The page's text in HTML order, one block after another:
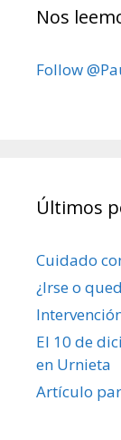
Nos
Follow
Últimos
Cuidado
¿Irse o
El 10 de
en Urnieta
Artículo